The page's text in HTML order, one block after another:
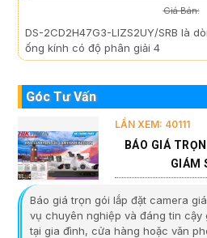
Giá Bán:
DS-2CD2H47G3-LIZS2UY/SRB là
ống kính có độ phân giải 4
Góc Tư Vấn
LẦN XEM: 40111
BÁO GIÁ
GIÁM
Báo giá trọn gói lắp đặt camera
vụ chuyên nghiệp và đáng tin cậy
tại gia đình, cửa hàng hoặc văn